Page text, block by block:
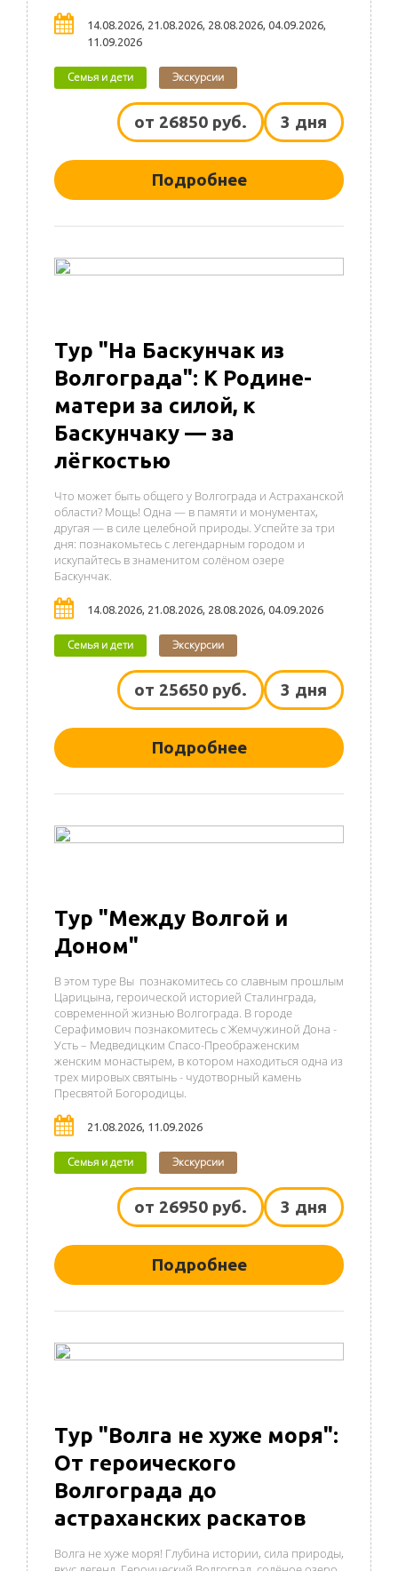
14.08.2026, 21.08.2026, 28.08.2026, 04.09.2026,
11.09.2026
Семья и дети Экскурсии
3 дня
от 26850 руб.
Подробнее
Тур "На Баскунчак из
Волгограда": К Родине-
матери за силой, к
Баскунчаку — за
лёгкостью
Что может быть общего у Волгограда и Астраханской
области? Мощь! Одна — в памяти и монументах,
другая — в силе целебной природы. Успейте за три
дня: познакомьтесь с легендарным городом и
искупайтесь в знаменитом солёном озере
Баскунчак.
14.08.2026, 21.08.2026, 28.08.2026, 04.09.2026
Семья и дети Экскурсии
3 дня
от 25650 руб.
Подробнее
Тур "Между Волгой и
Доном"
В этом туре Вы познакомитесь со славным прошлым
Царицына, героической историей Сталинграда,
современной жизнью Волгограда. В городе
Серафимович познакомитесь с Жемчужиной Дона -
Усть – Медведицким Спасо-Преображенским
женским монастырем, в котором находиться одна из
трех мировых святынь - чудотворный камень
Пресвятой Богородицы.
21.08.2026, 11.09.2026
Семья и дети Экскурсии
3 дня
от 26950 руб.
Подробнее
Тур "Волга не хуже моря":
От героического
Волгограда до
астраханских раскатов
Волга не хуже моря! Глубина истории, сила природы,